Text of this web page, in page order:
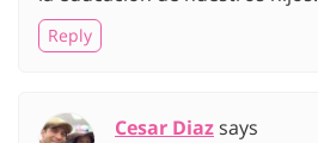
Reply
Cesar Diazsays